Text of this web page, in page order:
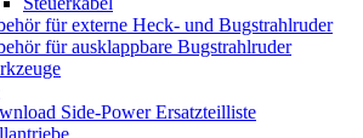
für externe Heck- und Bugstrahlruder
für ausklappbare Bugstrahlruder
Side-Power Ersatzteilliste